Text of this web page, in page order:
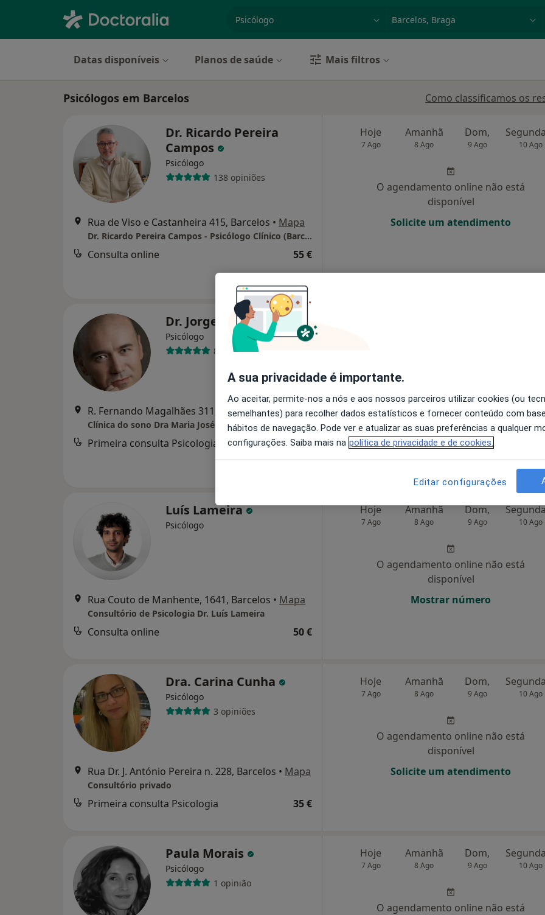
especialidade, doença ou nome
Datas disponíveis Planos de saúde Mais filtros
Psicólogos em Barcelos Como classificamos os
Dr. Ricardo Pereira
Campos
Psicólogo
138 opiniões
Rua de Viso e Castanheira 415, Barcelos • Mapa
Dr. Ricardo Pereira Campos - Psicólogo Clínico (Barcelos)
Consulta online 55 €
Hoje
7 Ago
Amanhã
8 Ago
Dom,
9 Ago 10 Ago
O agendamento online não está
disponível
Solicite um atendimento
Dr. Jorge Veloso
Psicólogo
87 opiniões
R. Fernando Magalhães 311, Barcelos•Mapa
Clínica do sono Dra Maria José Guimarães
Primeira consulta Psicologia 60 €
O agendamento online não está
Solicite um atendimento
Luís Lameira
Psicólogo
Rua Couto de Manhente, 1641, Barcelos • Mapa
Consultório de Psicologia Dr. Luís Lameira
Consulta online 50 €
Hoje
7 Ago
Amanhã
8 Ago
Dom,
9 Ago 10 Ago
O agendamento online não está
disponível
Mostrar número
Dra. Carina Cunha
Psicólogo
3 opiniões
Rua Dr. J. António Pereira n. 228, Barcelos • Mapa
Consultório privado
Primeira consulta Psicologia 35 €
Hoje
7 Ago
Amanhã
8 Ago
Dom,
9 Ago 10 Ago
O agendamento online não está
disponível
Solicite um atendimento
Paula Morais
Psicólogo
1 opinião
Hoje
7 Ago
Amanhã
8 Ago
Dom,
9 Ago 10 Ago
O agendamento online não está
A sua privacidade é importante.
Ao aceitar, permite-nos a nós e aos nossos parceiros utilizar cookies (ou
semelhantes) para recolher dados estatísticos e fornecer conteúdo com
hábitos de navegação. Pode ver e atualizar as suas preferências a qualquer
configurações. Saiba mais na política de privacidade e de cookies.
Editar configurações